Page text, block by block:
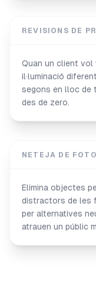
REVISIONS DE
Quan un client
il·luminació
segons en lloc de
des de zero.
NETEJA DE
Elimina objectes
distractors de les
per alternatives
atrauen un públic